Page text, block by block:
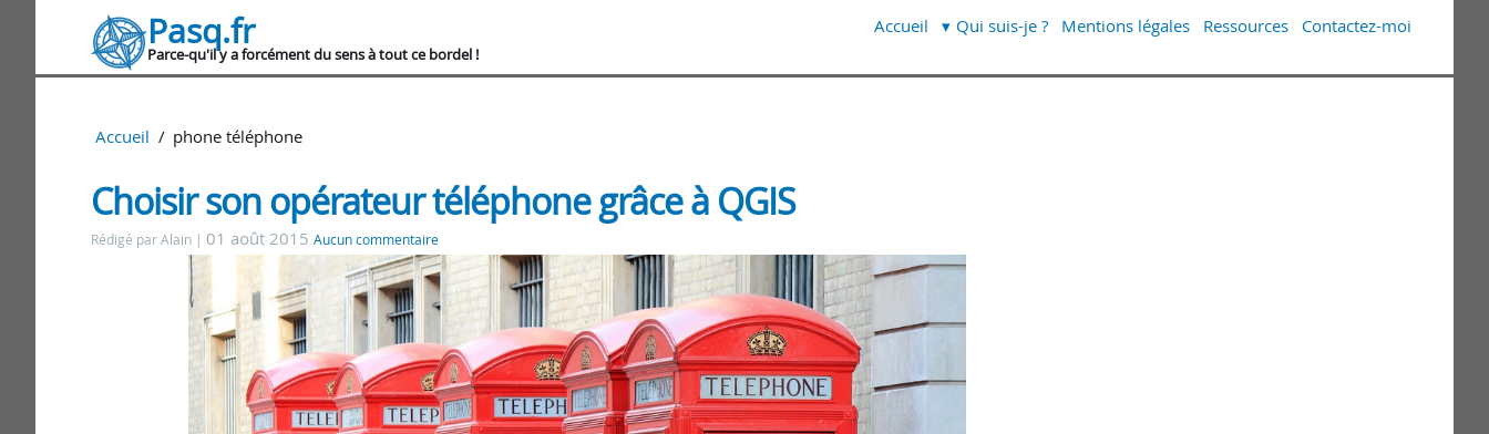
Pasq.fr
Parce-qu'il y a forcément du sens à tout ce bordel !
Accueil Qui suis-je ? Mentions légales Ressources Contactez-moi
Accueil phone téléphone
Choisir son opérateur téléphone grâce à QGIS
Rédigé par Alain 01 août 2015 Aucun commentaire